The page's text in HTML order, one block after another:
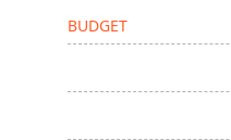
BUDGET